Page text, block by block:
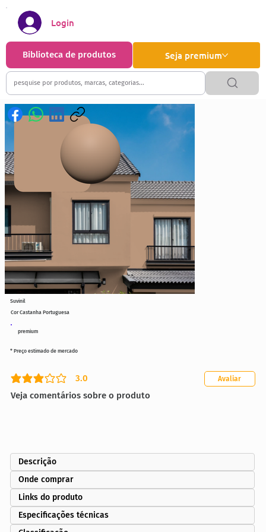
Seja premium
Biblioteca de produtos
Login
premium
Cor Castanha Portuguesa
3.0
classificação média é 3 de 5
Veja comentários sobre o produto
Avaliar
* Preço estimado de mercado
Suvinil
Descrição
Onde comprar
Links do produto
Especificações técnicas